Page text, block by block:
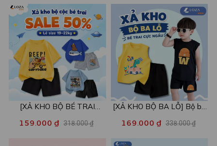
- Loza Kids XPL001
[XẢ KHO BỘ BÉ TRAI
nhiều mẫu - Quần áo bé trai
159.000 ₫ 318.000 ₫
[XẢ KHO BỘ BA LỖ] Bộ ba
size từ 15-40kg - Quần áo
bé trai - Loza Kids XABL01
169.000 ₫ 338.000 ₫